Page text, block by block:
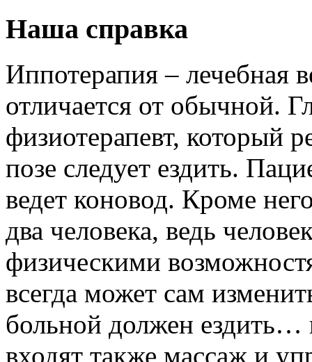
Наша справка
Иппотерапия – лечебная
отличается от обычной.
физиотерапевт, который
позе следует ездить.
ведет коновод. Кроме
два человека, ведь
физическими
всегда может сам
больной должен
входят также массаж и